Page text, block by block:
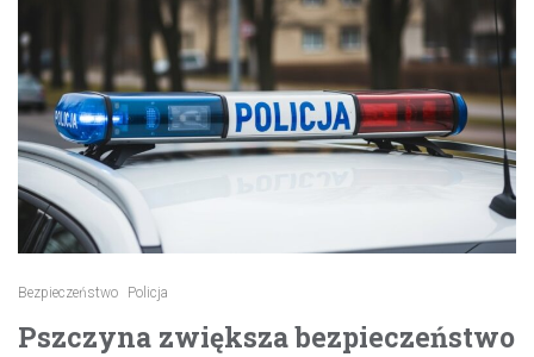
Bezpieczeństwo Policja
Pszczyna zwiększa bezpieczeństwo